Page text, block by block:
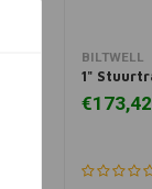
BILTWELL
1"
€173,42